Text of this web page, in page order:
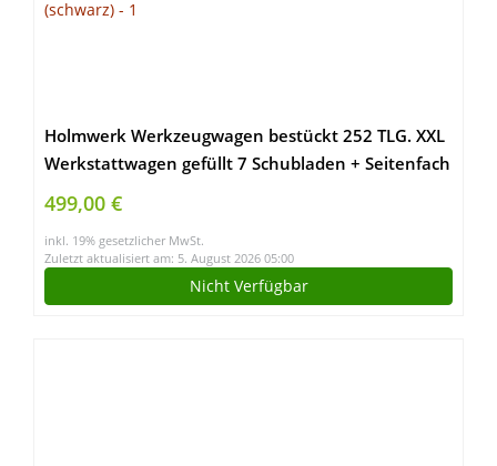
Holmwerk Werkzeugwagen bestückt 252 TLG. XXL
Werkstattwagen gefüllt 7 Schubladen + Seitenfach
abschließbar 6 bestückte Schubladen mit
Schaumstoffeinlagen | Montagewagen Assistent
(schwarz)
499,00 €
inkl. 19% gesetzlicher MwSt.
Zuletzt aktualisiert am: 5. August 2026 05:00
Nicht Verfügbar